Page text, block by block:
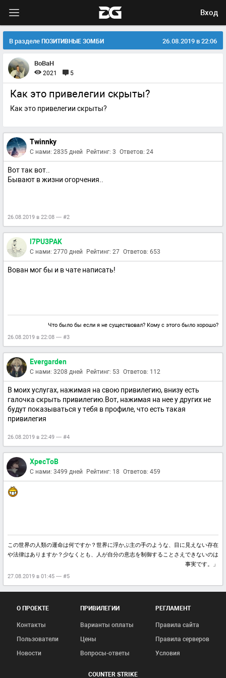
Вход
В разделе ПОЗИТИВНЫЕ ЗОМБИ 26.08.2019 в 22:06
BoBaH
2021 5
Как это привелегии скрыты?
Как это привелегии скрыты?
Twinnky
С нами: 2835 дней Рейтинг: 3 Ответов: 24
Вот так вот..
Бывают в жизни огорчения..
26.08.2019 в 22:08 — #2
l7PU3PAK
С нами: 2770 дней Рейтинг: 27 Ответов: 653
Вован мог бы и в чате написать!
Что было бы если я не существовал? Кому с этого было хорошо?
26.08.2019 в 22:08 — #3
Evergarden
С нами: 3208 дней Рейтинг: 53 Ответов: 112
В моих услугах, нажимая на свою привилегию, внизу есть
галочка скрыть привилегию.Вот, нажимая на нее у других не
будут показываться у тебя в профиле, что есть такая
привилегия
26.08.2019 в 22:49 — #4
XpecToB
С нами: 3499 дней Рейтинг: 18 Ответов: 459
この世界の人類の運命は何ですか？世界に浮かぶ主の手のような、目に見えない存在
や法律はありますか？少なくとも、人が自分の意志を制御することさえできないのは
事実です。」
27.08.2019 в 01:45 — #5
О ПРОЕКТЕ
Контакты
Пользователи
Новости
ПРИВИЛЕГИИ
Варианты оплаты
Цены
Вопросы-ответы
РЕГЛАМЕНТ
Правила сайта
Правила серверов
Условия
COUNTER STRIKE